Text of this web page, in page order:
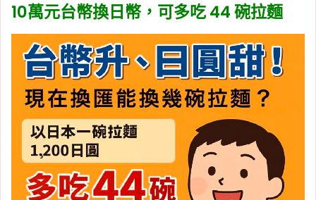
10萬元台幣換日幣，可多吃 44 碗拉麵